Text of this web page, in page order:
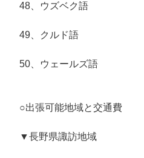
48、ウズベク語
49、クルド語
50、ウェールズ語
○出張可能地域と交通費
▼長野県諏訪地域